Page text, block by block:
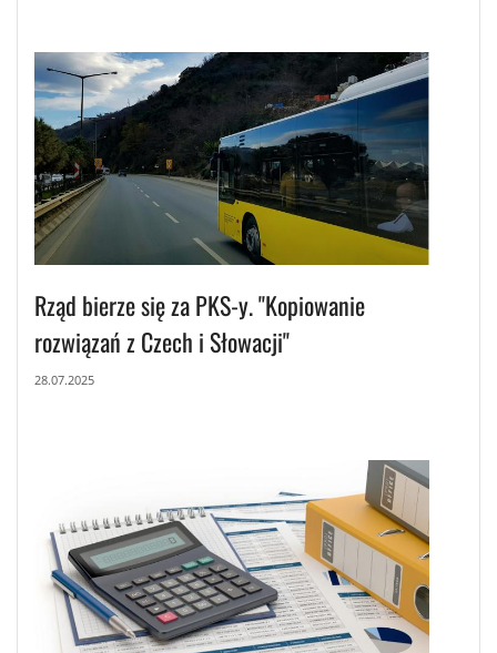
Rząd bierze się za PKS-y. "Kopiowanie
rozwiązań z Czech i Słowacji"
28.07.2025